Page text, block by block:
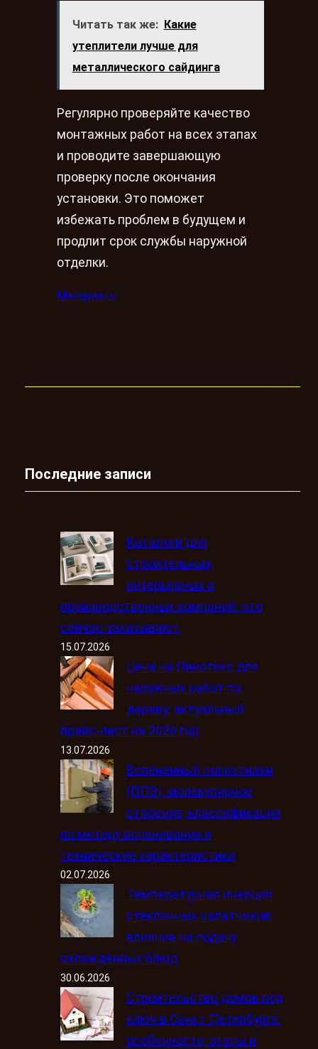
Читать так же: Какие
утеплители лучше для
металлического сайдинга
Регулярно проверяйте качество
монтажных работ на всех этапах
и проводите завершающую
проверку после окончания
установки. Это поможет
избежать проблем в будущем и
продлит срок службы наружной
отделки.
Материалы
Последние записи
Каталоги для
строительных,
интерьерных и
производственных компаний: что
сейчас заказывают
15.07.2026
Цена на Пинотекс для
наружных работ по
дереву: актуальный
прайс-лист на 2026 год
13.07.2026
Вспененный полиэтилен
(ППЭ): молекулярное
строение, классификация
по методу вспенивания и
технические характеристики
02.07.2026
Температурная инерция
стеклянных салатников:
влияние на подачу
охлаждённых блюд
30.06.2026
Строительство домов под
ключ в Санкт-Петербурге:
особенности, этапы и